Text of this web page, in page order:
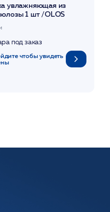
увлажняющая из
1 шт /OLOS
под заказ
чтобы увидеть